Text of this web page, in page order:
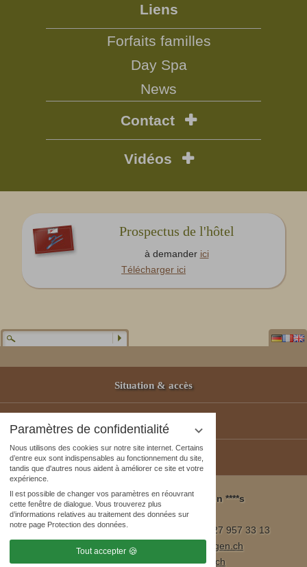
Paramètres de confidentialité
Nous utilisons des cookies sur notre site internet. Certains
d’entre eux sont indispensables au fonctionnement du site,
tandis que d'autres nous aident à améliorer ce site et votre
expérience.
Il est possible de changer vos paramètres en réouvrant
cette fenêtre de dialogue. Vous trouverez plus
d’informations relatives au traitement des données sur
notre page Protection des données.
Tout accepter
Liens
Forfaits familles
Day Spa
News
Contact
Vidéos
Prospectus de l'hôtel
à demander ici
Télécharger ici
Situation & accès
Partenaires
Bons-Cadeaux
Wellness & Spa Pirmin Zurbriggen ****s
3905 Saas Almagell, Suisse
Tél. ++41 (0)27 957 23 01 / fax ++41 (0)27 957 33 13
E-mail:
info@wellnesshotel-zurbriggen.ch
www.wellnesshotel-zurbriggen.ch